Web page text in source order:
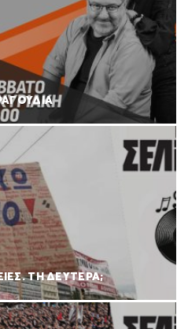
ΤΗ ΔΕΥΤΕΡΑ;